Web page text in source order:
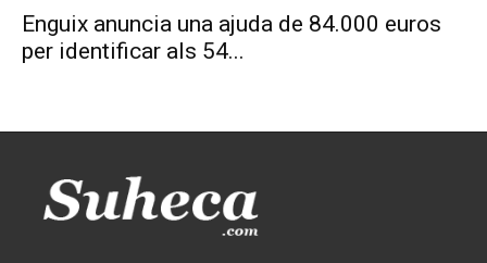
Enguix anuncia una ajuda de 84.000 euros
per identificar als 54...